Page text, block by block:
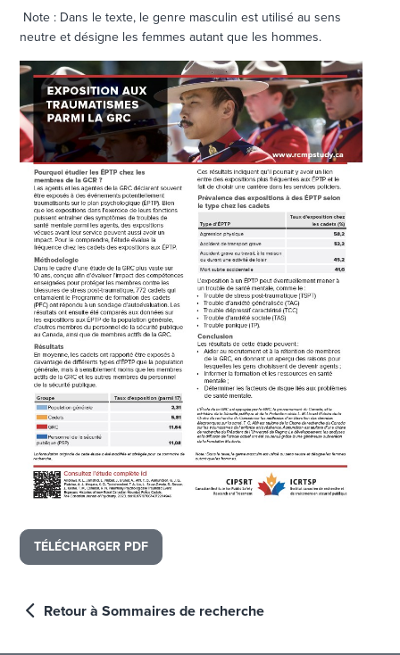
Note : Dans le texte, le genre masculin est utilisé au sens
neutre et désigne les femmes autant que les hommes.
TÉLÉCHARGER PDF
Retour à Sommaires de recherche